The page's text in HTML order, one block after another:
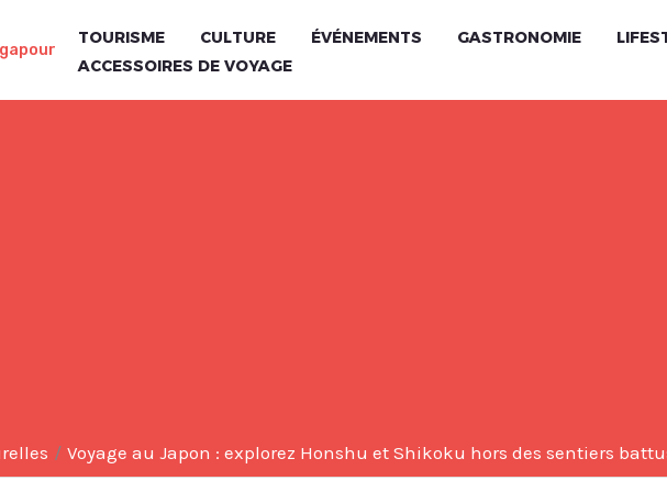
TOURISME CULTURE ÉVÉNEMENTS GASTRONOMIE
ACCESSOIRES DE VOYAGE
Voyage au Japon : explorez Honshu et Shikoku hors des sentiers